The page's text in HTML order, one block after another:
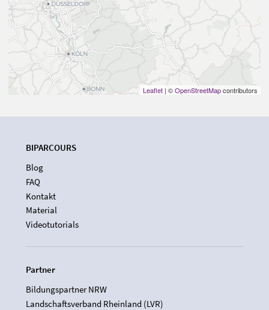
Leaflet | ©OpenStreetMapcontributors
BIPARCOURS
Blog
FAQ
Kontakt
Material
Videotutorials
Partner
Bildungspartner NRW
Landschaftsverband Rheinland (LVR)